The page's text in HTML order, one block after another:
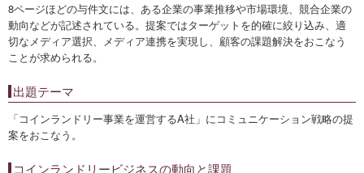
8ページほどの与件文には、ある企業の事業推移や市場環境、競合企業の
動向などが記述されている。提案ではターゲットを的確に絞り込み、適
切なメディア選択、メディア連携を実現し、顧客の課題解決をおこなう
ことが求められる。
出題テーマ
「コインランドリー事業を運営するA社」にコミュニケーション戦略の提
案をおこなう。
コインランドリービジネスの動向と課題